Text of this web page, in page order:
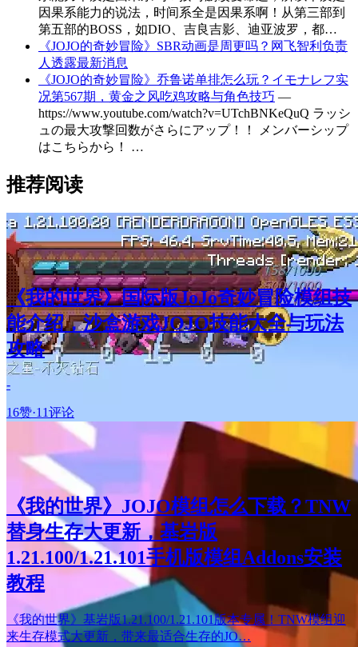
因果系能力的说法，时间系全是因果系啊！从第三部到
第五部的BOSS，如DIO、吉良吉影、迪亚波罗，都…
《JOJO的奇妙冒险》SBR动画是周更吗？网飞智利负责
人透露最新消息
《JOJO的奇妙冒险》乔鲁诺单排怎么玩？イモナレフ实
况第567期，黄金之风吃鸡攻略与角色技巧 —
https://www.youtube.com/watch?v=UTchBNKeQuQ ラッシ
ュの最大攻撃回数がさらにアップ！！ メンバーシップ
はこちらから！ …
推荐阅读
《我的世界》国际版JoJo奇妙冒险模组技
能介绍，沙盒游戏JOJO技能大全与玩法
攻略
-
16赞·11评论
《我的世界》JOJO模组怎么下载？TNW
替身生存大更新，基岩版
1.21.100/1.21.101手机版模组Addons安装
教程
《我的世界》基岩版1.21.100/1.21.101版本专属！TNW模组迎
来生存模式大更新，带来最适合生存的JO…